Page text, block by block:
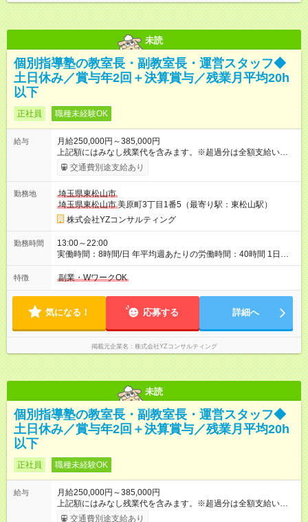
未読
個別指導塾の教室長・副教室長・運営スタッフ◆
土日休み／賞与年2回＋決算賞与／残業月平均20h
以下
正社員 職種未経験OK
給与
月給250,000円～385,000円
上記額にはみなし残業代を含みます。※超過分は全額支給いたし
ます。 みなし残業代 32,000円 ～ 46,200円／月 みなし残業時
間 20時間／月 ★塾講師経験者の場合、過去実績次第で月給30万
す） ※試用期間は3ヶ月で、その間の雇用形態は正社員です。そ
のほかの条件に変更はありません。 【試用期間】試用期間あり
試用期間の長さ：3ヶ月 雇用形態、給与は本採用時と同じです。
交通費別途支給あり
勤務地
埼玉県東松山市
埼玉県東松山市美原町3丁目1番5（最寄り駅：東松山駅）
株式会社YZコンサルティング
勤務時間
13:00～22:00
実働時間：8時間/日 年平均週あたりの労働時間：40時間 1日あ
たりの実働時間：8時間 ・13時00分～22時00分（休憩1時間）
※実働時間：8時間/日 ★残業は月平均20時間以内です。 出勤か
とも滅多にありません。塾講師だとあるあるの不健康な生活に
ならず勤務いただけます！
特徴 副業・WワークOK
気になる！ 応募する 詳細へ
掲載元企業名 株式会社YZコンサルティング
未読
個別指導塾の教室長・副教室長・運営スタッフ◆
土日休み／賞与年2回＋決算賞与／残業月平均20h
以下
正社員 職種未経験OK
給与
月給250,000円～385,000円
上記額にはみなし残業代を含みます。※超過分は全額支給いたし
ます。 みなし残業代 32,000円 ～ 46,200円／月 みなし残業時
交通費別途支給あり